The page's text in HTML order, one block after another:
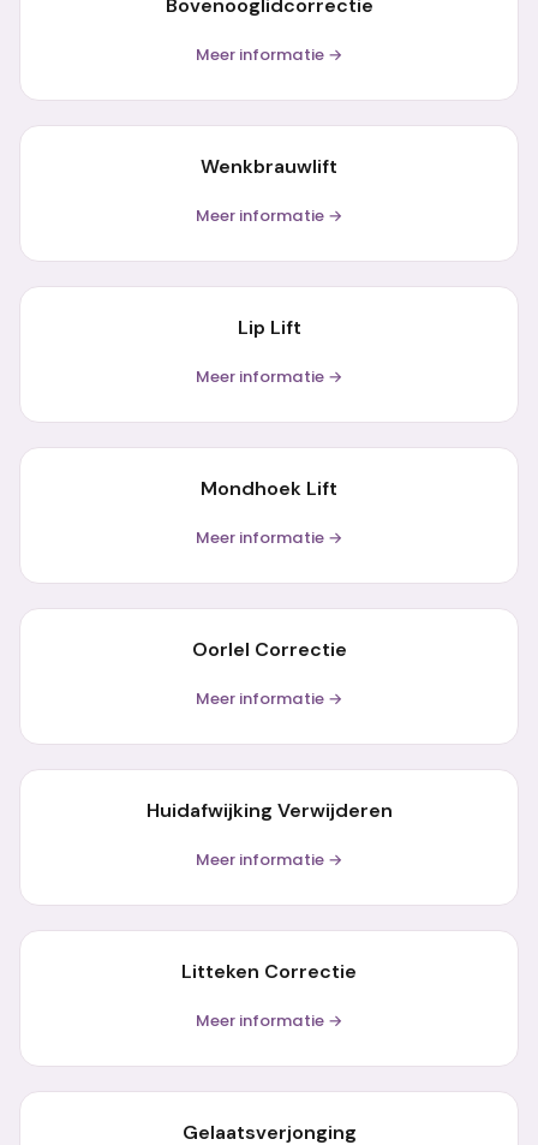
Bovenooglidcorrectie
Meer informatie →
Wenkbrauwlift
Meer informatie →
Lip Lift
Meer informatie →
Mondhoek Lift
Meer informatie →
Oorlel Correctie
Meer informatie →
Huidafwijking Verwijderen
Meer informatie →
Litteken Correctie
Meer informatie →
Gelaatsverjonging